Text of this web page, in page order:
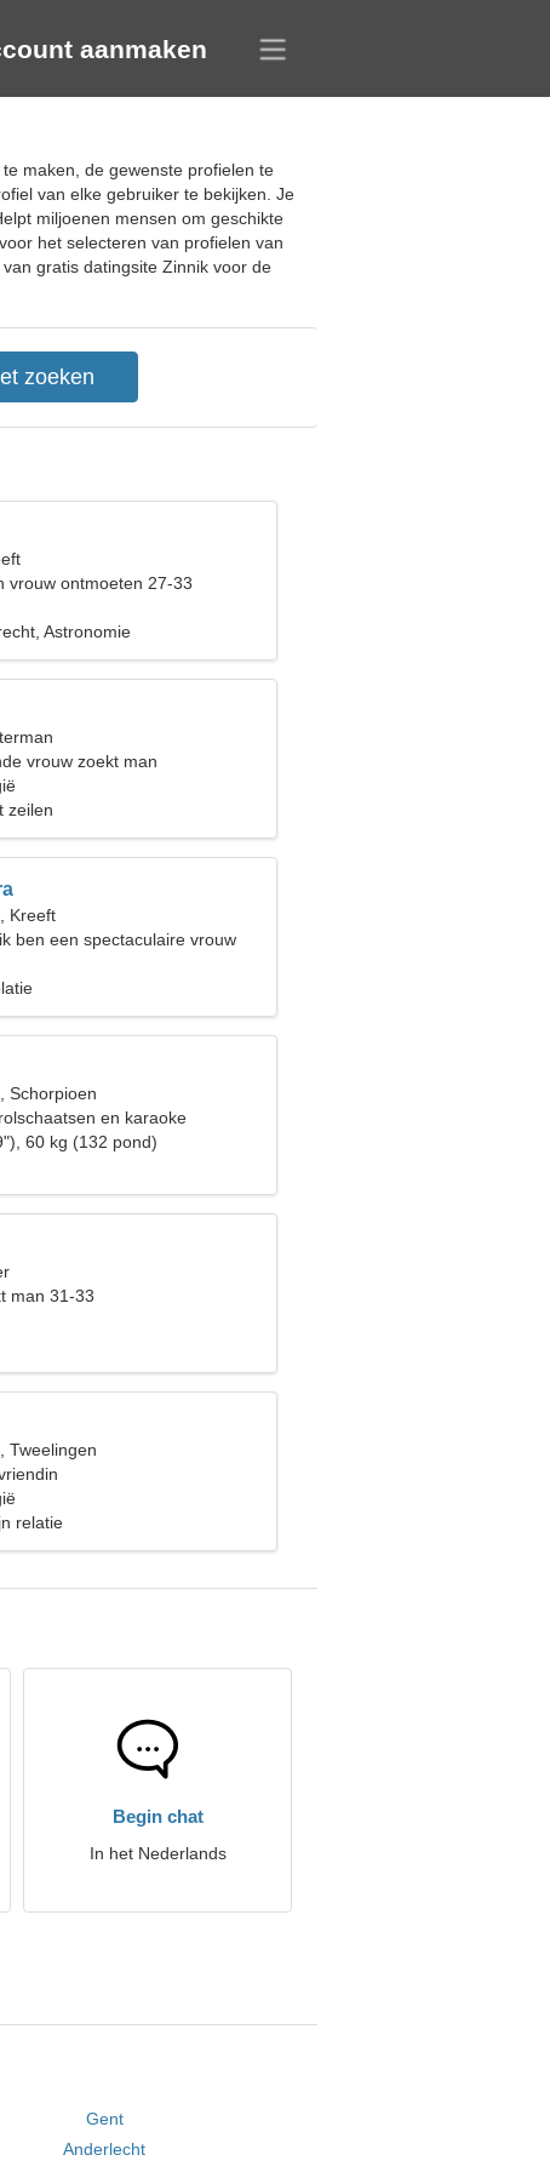
aanmaken
maken, de gewenste profielen te
van elke gebruiker te bekijken. Je
miljoenen mensen om geschikte
het selecteren van profielen van
gratis datingsite Zinnik voor de
vrouw ontmoeten 27-33
Astronomie
vrouw zoekt man
zeilen
Kreeft
ben een spectaculaire vrouw
Schorpioen
en karaoke
60 kg (132 pond)
man 31-33
Tweelingen
relatie
Begin chat
In het Nederlands
Gent
Anderlecht